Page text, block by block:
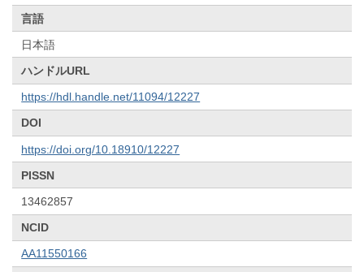
言語
日本語
ハンドルURL
https://hdl.handle.net/11094/12227
DOI
https://doi.org/10.18910/12227
PISSN
13462857
NCID
AA11550166